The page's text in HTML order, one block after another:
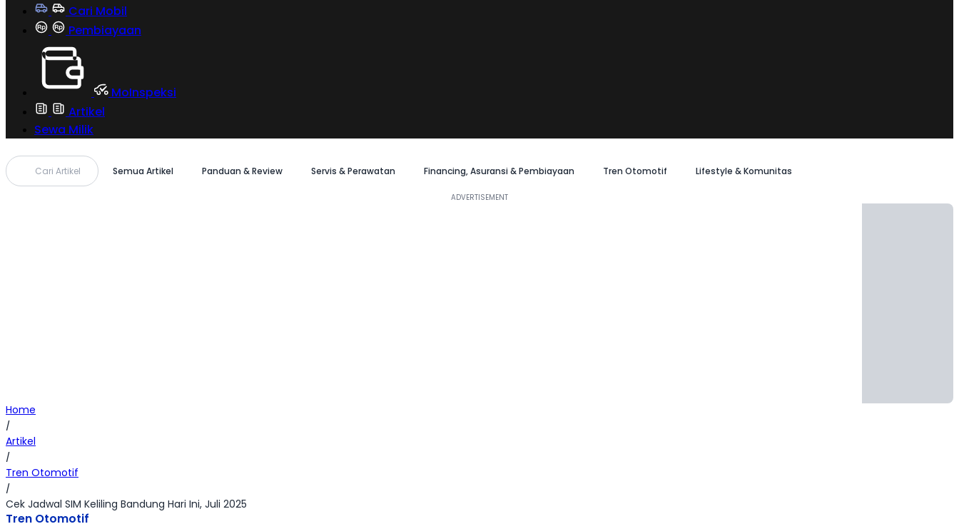
Cari Mobil
Pembiayaan
MoInspeksi
Artikel
Sewa Milik
Cari Artikel Semua Artikel Panduan & Review Servis & Perawatan Financing, Asuransi & Pembiayaan Tren Otomotif Lifestyle & Komunitas
Home
/
Artikel
/
Tren Otomotif
/
Cek Jadwal SIM Keliling Bandung Hari Ini, Juli 2025
Tren Otomotif